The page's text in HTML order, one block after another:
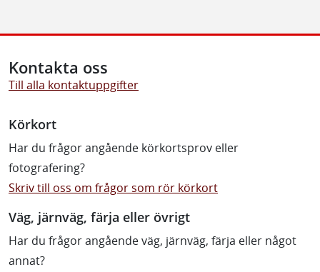
Kontakta oss
Till alla kontaktuppgifter
Körkort
Har du frågor angående körkortsprov eller
fotografering?
Skriv till oss om frågor som rör körkort
Väg, järnväg, färja eller övrigt
Har du frågor angående väg, järnväg, färja eller något
annat?